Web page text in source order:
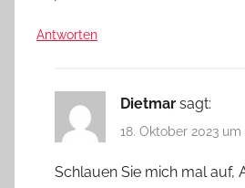
Antworten
Dietmar sagt:
18. Oktober 2023 um
Schlauen Sie mich mal auf,